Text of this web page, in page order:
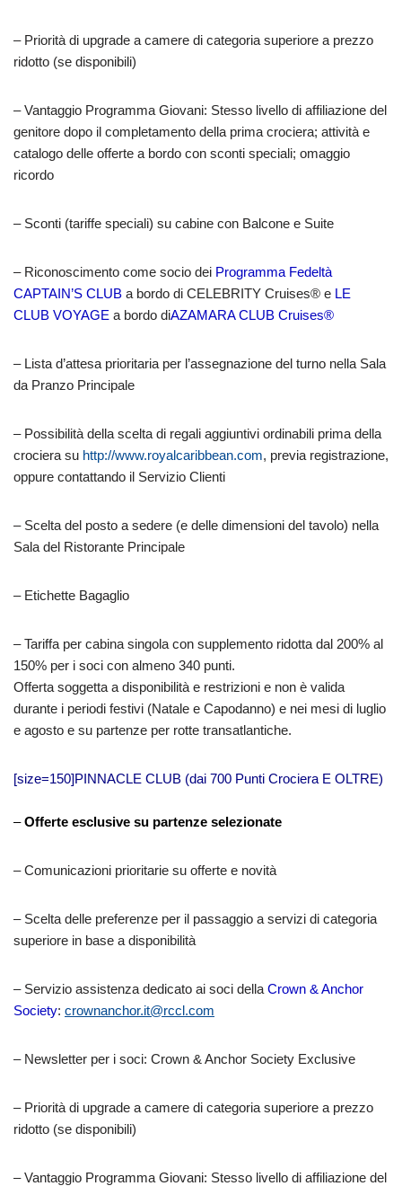
– Priorità di upgrade a camere di categoria superiore a prezzo
ridotto (se disponibili)
–Vantaggio Programma Giovani: Stesso livello di affiliazione del
genitore dopo il completamento della prima crociera; attività e
catalogo delle offerte a bordo con sconti speciali; omaggio
ricordo
– Sconti (tariffe speciali) su cabine con Balcone e Suite
– Riconoscimento come socio dei Programma Fedeltà
CAPTAIN’S CLUB a bordo di CELEBRITY Cruises® e LE
CLUB VOYAGE a bordo diAZAMARA CLUB Cruises®
– Lista d’attesa prioritaria per l’assegnazione del turno nella Sala
da Pranzo Principale
– Possibilità della scelta di regali aggiuntivi ordinabili prima della
crociera su http://www.royalcaribbean.com, previa registrazione,
oppure contattando il Servizio Clienti
– Scelta del posto a sedere (e delle dimensioni del tavolo) nella
Sala del Ristorante Principale
– Etichette Bagaglio
– Tariffa per cabina singola con supplemento ridotta dal 200% al
150% per i soci con almeno 340 punti.
Offerta soggetta a disponibilità e restrizioni e non è valida
durante i periodi festivi (Natale e Capodanno) e nei mesi di luglio
e agosto e su partenze per rotte transatlantiche.
[size=150]PINNACLE CLUB (dai 700 Punti Crociera E OLTRE)
–Offerte esclusive su partenze selezionate
– Comunicazioni prioritarie su offerte e novità
– Scelta delle preferenze per il passaggio a servizi di categoria
superiore in base a disponibilità
– Servizio assistenza dedicato ai soci della Crown & Anchor
Society: crownanchor.it@rccl.com
– Newsletter per i soci: Crown & Anchor Society Exclusive
– Priorità di upgrade a camere di categoria superiore a prezzo
ridotto (se disponibili)
–Vantaggio Programma Giovani: Stesso livello di affiliazione del